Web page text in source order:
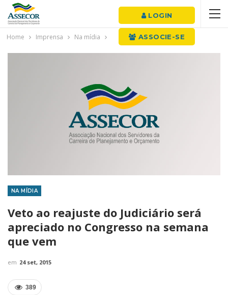
LOGIN
ASSOCIE-SE
Home Imprensa Na mídia
NA MÍDIA
Veto ao reajuste do Judiciário será
apreciado no Congresso na semana
que vem
em 24 set, 2015
389